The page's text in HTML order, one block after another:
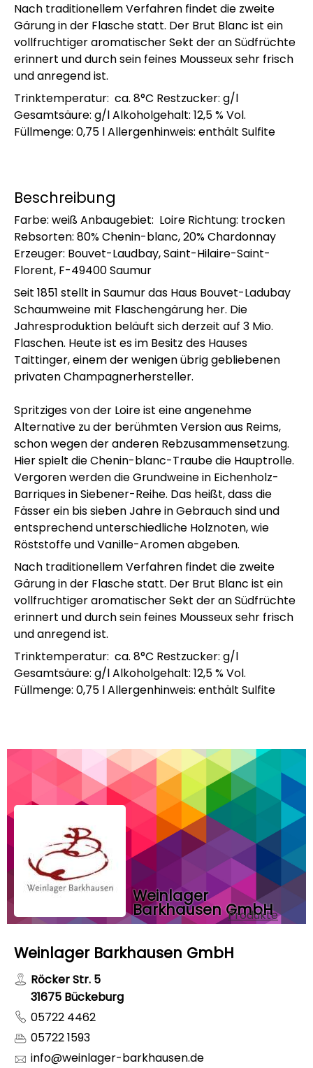
Nach traditionellem Verfahren findet die zweite
Gärung in der Flasche statt. Der Brut Blanc ist ein
vollfruchtiger aromatischer Sekt der an Südfrüchte
erinnert und durch sein feines Mousseux sehr frisch
und anregend ist.
Trinktemperatur: ca. 8°C Restzucker: g/l
Gesamtsäure: g/l Alkoholgehalt: 12,5 % Vol.
Füllmenge: 0,75 l Allergenhinweis: enthält Sulfite
Beschreibung
Farbe: weiß Anbaugebiet: Loire Richtung: trocken
Rebsorten: 80% Chenin-blanc, 20% Chardonnay
Erzeuger: Bouvet-Laudbay, Saint-Hilaire-Saint-
Florent, F-49400 Saumur
Seit 1851 stellt in Saumur das Haus Bouvet-Ladubay
Schaumweine mit Flaschengärung her. Die
Jahresproduktion beläuft sich derzeit auf 3 Mio.
Flaschen. Heute ist es im Besitz des Hauses
Taittinger, einem der wenigen übrig gebliebenen
privaten Champagnerhersteller.
Spritziges von der Loire ist eine angenehme
Alternative zu der berühmten Version aus Reims,
schon wegen der anderen Rebzusammensetzung.
Hier spielt die Chenin-blanc-Traube die Hauptrolle.
Vergoren werden die Grundweine in Eichenholz-
Barriques in Siebener-Reihe. Das heißt, dass die
Fässer ein bis sieben Jahre in Gebrauch sind und
entsprechend unterschiedliche Holznoten, wie
Röststoffe und Vanille-Aromen abgeben.
Nach traditionellem Verfahren findet die zweite
Gärung in der Flasche statt. Der Brut Blanc ist ein
vollfruchtiger aromatischer Sekt der an Südfrüchte
erinnert und durch sein feines Mousseux sehr frisch
und anregend ist.
Trinktemperatur: ca. 8°C Restzucker: g/l
Gesamtsäure: g/l Alkoholgehalt: 12,5 % Vol.
Füllmenge: 0,75 l Allergenhinweis: enthält Sulfite
Weinlager
Barkhausen GmbH
Produkte
Weinlager Barkhausen GmbH
Röcker Str. 5
31675 Bückeburg
05722 4462
05722 1593
info@weinlager-barkhausen.de